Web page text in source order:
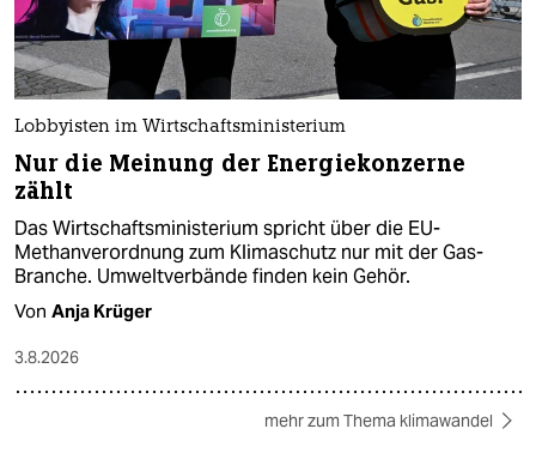
Lobbyisten im Wirtschaftsministerium
Nur die Meinung der Energiekonzerne
zählt
Das Wirtschaftsministerium spricht über die EU-
Methanverordnung zum Klimaschutz nur mit der Gas-
Branche. Umweltverbände finden kein Gehör.
Von Anja Krüger
3.8.2026
mehr zum Thema klimawandel